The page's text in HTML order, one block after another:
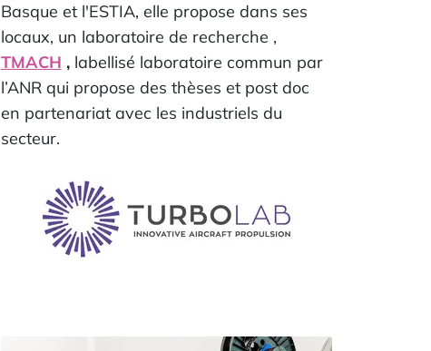
Basque et l'ESTIA, elle propose dans ses
locaux, un laboratoire de recherche ,
TMACH ,labellisé laboratoire commun par
l’ANR qui propose des thèses et post doc
en partenariat avec les industriels du
secteur.